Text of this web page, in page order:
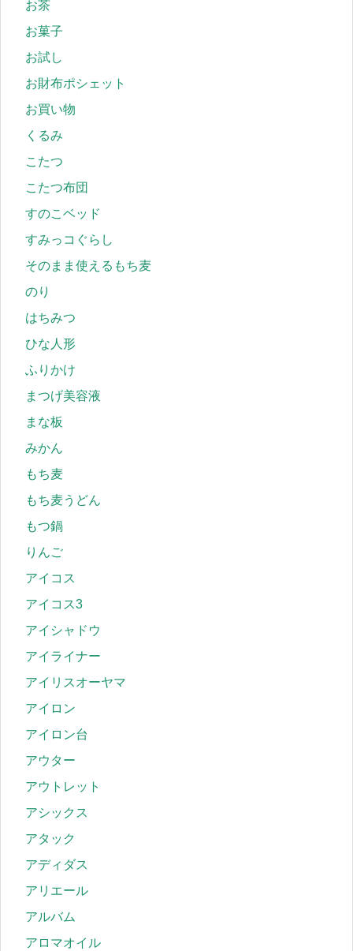
お茶
お菓子
お試し
お財布ポシェット
お買い物
くるみ
こたつ
こたつ布団
すのこベッド
すみっコぐらし
そのまま使えるもち麦
のり
はちみつ
ひな人形
ふりかけ
まつげ美容液
まな板
みかん
もち麦
もち麦うどん
もつ鍋
りんご
アイコス
アイコス3
アイシャドウ
アイライナー
アイリスオーヤマ
アイロン
アイロン台
アウター
アウトレット
アシックス
アタック
アディダス
アリエール
アルバム
アロマオイル